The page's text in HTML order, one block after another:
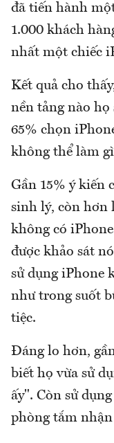
đã tiến hành
1.000 khách
nhất một chiếc
Kết quả cho
nền tảng nào họ
65% chọn
không thể làm
Gần 15% ý kiến
sinh lý, còn hơn
không có
được khảo sát
sử dụng iPhone
như trong suốt
tiệc.
Đáng lo hơn,
biết họ vừa sử
ấy". Còn sử
phòng tắm